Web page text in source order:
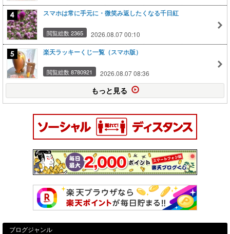
スマホは常に手元に・微笑み返したくなる千日紅
閲覧総数 2365 2026.08.07 00:10
楽天ラッキーくじ一覧（スマホ版）
閲覧総数 8780921 2026.08.07 08:36
もっと見る
ブログジャンル